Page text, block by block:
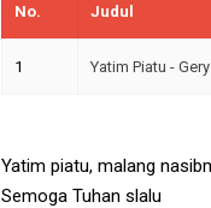
No. Judul
1 Yatim Piatu -
Yatim piatu, malang
Semoga Tuhan slalu